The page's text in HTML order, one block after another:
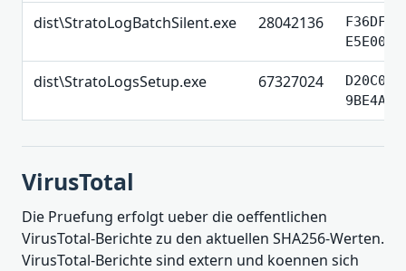
dist\StratoLogBatchSilent.exe 28042136
dist\StratoLogsSetup.exe 67327024
VirusTotal
Die Pruefung erfolgt ueber die oeffentlichen
VirusTotal-Berichte zu den aktuellen SHA256-Werten.
VirusTotal-Berichte sind extern und koennen sich